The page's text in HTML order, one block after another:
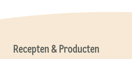
Recepten & Producten